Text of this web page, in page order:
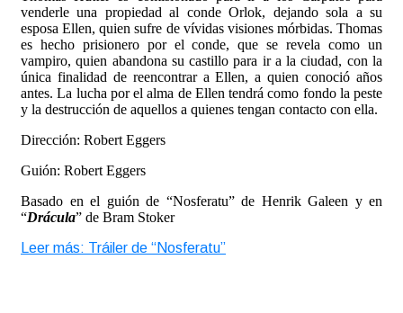
venderle una propiedad al conde Orlok, dejando sola a su
esposa Ellen, quien sufre de vívidas visiones mórbidas. Thomas
es hecho prisionero por el conde, que se revela como un
vampiro, quien abandona su castillo para ir a la ciudad, con la
única finalidad de reencontrar a Ellen, a quien conoció años
antes. La lucha por el alma de Ellen tendrá como fondo la peste
y la destrucción de aquellos a quienes tengan contacto con ella.
Dirección: Robert Eggers
Guión: Robert Eggers
Basado en el guión de “Nosferatu” de Henrik Galeen y en
“Drácula” de Bram Stoker
Leer más: Tráiler de “Nosferatu”